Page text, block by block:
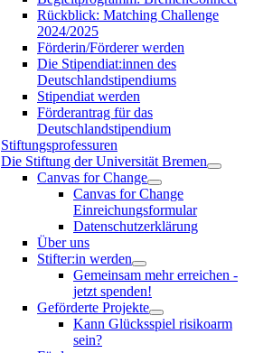
Rückblick: Matching Challenge
2024/2025
Förderin/Förderer werden
Die Stipendiat:innen des
Deutschlandstipendiums
Stipendiat werden
Förderantrag für das
Deutschlandstipendium
Stiftungsprofessuren
Die Stiftung der Universität Bremen
Canvas for Change
Canvas for Change
Einreichungsformular
Datenschutzerklärung
Über uns
Stifter:in werden
Gemeinsam mehr erreichen -
jetzt spenden!
Geförderte Projekte
Kann Glücksspiel risikoarm
sein?